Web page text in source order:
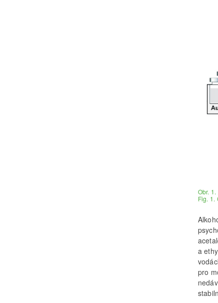
Obr.
Fig. 1.
a
pro